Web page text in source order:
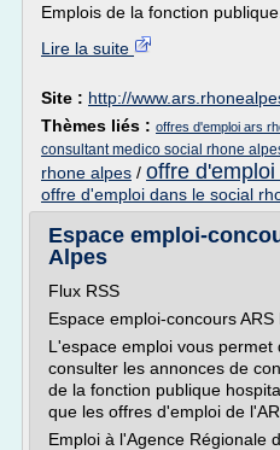
Emplois de la fonction
Lire la suite
Site : http://
Thèmes liés : offres d'emploi ars
consultant medico social rhone
rhone alpes / offre
offre d'emploi dans le social
Espace emploi-
Alpes
Flux RSS
Espace emploi-concours ARS
L'espace emploi vous
consulter les annonces de
de la fonction publique
que les offres d'emploi de
Emploi à l'Agence Régionale